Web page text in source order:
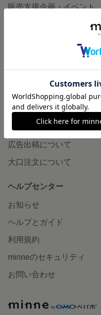
販売支援企画・イベント
minneとものづくりと
minneの本
企業の方へ
広告出稿について
大口注文について
ヘルプセンター
お知らせ
ヘルプとガイド
利用規約
minneのセキュリティ
お問い合わせ